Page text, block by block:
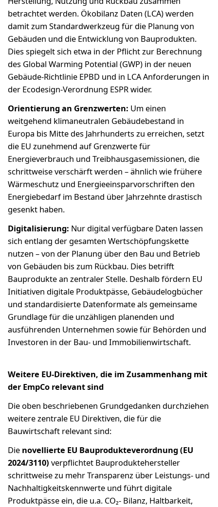
betrachtet werden. Ökobilanz Daten (LCA) werden
damit zum Standardwerkzeug für die Planung von
Gebäuden und die Entwicklung von Bauprodukten.
Dies spiegelt sich etwa in der Pflicht zur Berechnung
des Global Warming Potential (GWP) in der neuen
Gebäude-Richtlinie EPBD und in LCA Anforderungen in
der Ecodesign-Verordnung ESPR wider.
Orientierung an Grenzwerten: Um einen
weitgehend klimaneutralen Gebäudebestand in
Europa bis Mitte des Jahrhunderts zu erreichen, setzt
die EU zunehmend auf Grenzwerte für
Energieverbrauch und Treibhausgasemissionen, die
schrittweise verschärft werden – ähnlich wie frühere
Wärmeschutz und Energieeinsparvorschriften den
Energiebedarf im Bestand über Jahrzehnte drastisch
gesenkt haben.
Digitalisierung: Nur digital verfügbare Daten lassen
sich entlang der gesamten Wertschöpfungskette
nutzen – von der Planung über den Bau und Betrieb
von Gebäuden bis zum Rückbau. Dies betrifft
Bauprodukte an zentraler Stelle. Deshalb fördern EU
Initiativen digitale Produktpässe, Gebäudelogbücher
und standardisierte Datenformate als gemeinsame
Grundlage für die unzähligen planenden und
ausführenden Unternehmen sowie für Behörden und
Investoren in der Bau- und Immobilienwirtschaft.
Weitere EU-Direktiven, die im Zusammenhang mit
der EmpCo relevant sind
Die oben beschriebenen Grundgedanken durchziehen
weitere zentrale EU Direktiven, die für die
Bauwirtschaft relevant sind:
Die novellierte EU Bauprodukteverordnung (EU
2024/3110) verpflichtet Bauproduktehersteller
schrittweise zu mehr Transparenz über Leistungs- und
Nachhaltigkeitskennwerte und führt digitale
Produktpässe ein, die u.a. CO₂- Bilanz, Haltbarkeit,